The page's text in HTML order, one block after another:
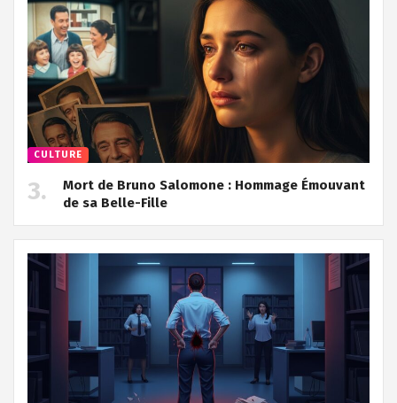
CULTURE
Mort de Bruno Salomone : Hommage Émouvant
de sa Belle-Fille